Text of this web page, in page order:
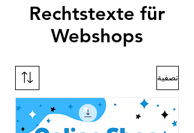
Rechtstexte für
Webshops
تصفية